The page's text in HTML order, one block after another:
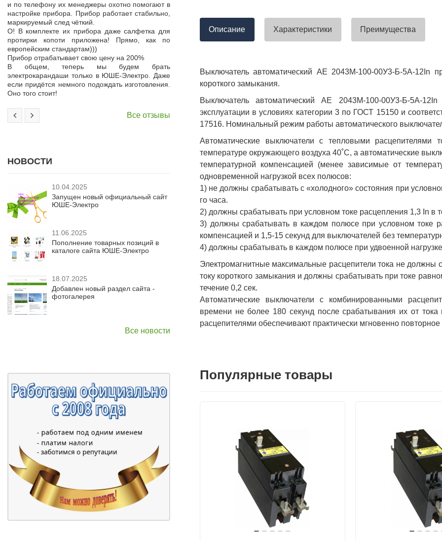
и по телефону их менеджеры охотно помогают в
настройке прибора. Прибор работает стабильно,
маркируемый след чёткий.
О! В комплекте их прибора даже салфетка для
протирки копоти приложена! Прямо, как по
европейским стандартам)))
Прибор отрабатывает свою цену на 200%
В общем, теперь мы будем брать
электрокарандаши только в ЮШЕ-Электро. Даже
если придётся немного подождать изготовления.
Оно того стоит!
Все отзывы
НОВОСТИ
10.04.2025
Запущен новый официальный сайт
ЮШЕ-Электро
11.06.2025
Пополнение товарных позиций в
каталоге сайта ЮШЕ-Электро
18.07.2025
Добавлен новый раздел сайта -
фотогалерея
Все новости
Описание Характеристики Преимущества
Выключатель автоматический АЕ 2043М-100-00У3-Б-5А-12In
короткого замыкания.
Выключатель автоматический АЕ 2043М-100-00У3-Б-5А-
эксплуатации в условиях категории 3 по ГОСТ 15150 и
17516. Номинальный режим работы автоматического
Автоматические выключатели с тепловыми расцепителями
температуре окружающего воздуха 40˚С, а автоматические
температурной компенсацией (менее зависимые от
одновременной нагрузкой всех полюсов:
1) не должны срабатывать с «холодного» состояния при
го часа.
2) должны срабатывать при условном токе расцепления 1,3 In в
3) должны срабатывать в каждом полюсе при условном токе
компенсацией и 1,5-15 секунд для выключателей без
4) должны срабатывать в каждом полюсе при удвоенной
Электромагнитные максимальные расцепители тока не
току короткого замыкания и должны срабатывать при токе
течение 0,2 сек.
Автоматические выключатели с комбинированными
времени не более 180 секунд после срабатывания их от тока
расцепителями обеспечивают практически мгновенно
Популярные товары